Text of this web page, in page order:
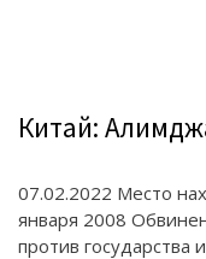
Китай:
07.02.2022 Место
января 2008
против государства